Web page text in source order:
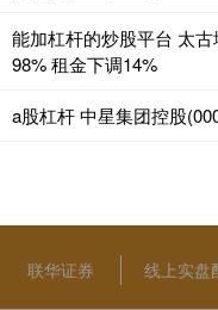
能加杠杆的炒股平台 太
98% 租金下调14%
a股杠杆 中星集团控股
联华证券 线上实盘